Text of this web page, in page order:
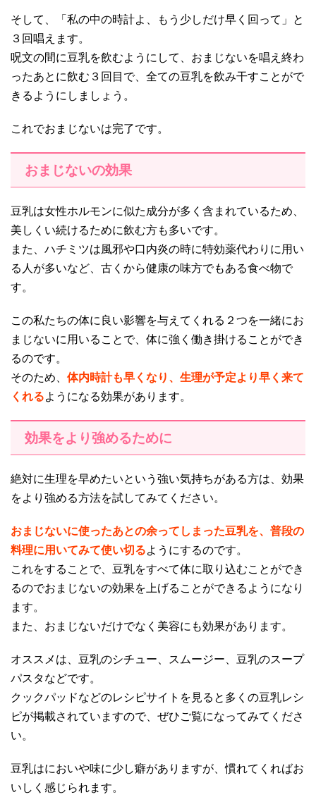
そして、「私の中の時計よ、もう少しだけ早く回って」と
３回唱えます。
呪文の間に豆乳を飲むようにして、おまじないを唱え終わ
ったあとに飲む３回目で、全ての豆乳を飲み干すことがで
きるようにしましょう。
これでおまじないは完了です。
おまじないの効果
豆乳は女性ホルモンに似た成分が多く含まれているため、
美しくい続けるために飲む方も多いです。
また、ハチミツは風邪や口内炎の時に特効薬代わりに用い
る人が多いなど、古くから健康の味方でもある食べ物で
す。
この私たちの体に良い影響を与えてくれる２つを一緒にお
まじないに用いることで、体に強く働き掛けることができ
るのです。
そのため、 体内時計も早くなり、生理が予定より早く来て
くれるようになる効果があります。
効果をより強めるために
絶対に生理を早めたいという強い気持ちがある方は、効果
をより強める方法を試してみてください。
おまじないに使ったあとの余ってしまった豆乳を、普段の
料理に用いてみて使い切るようにするのです。
これをすることで、豆乳をすべて体に取り込むことができ
るのでおまじないの効果を上げることができるようになり
ます。
また、おまじないだけでなく美容にも効果があります。
オススメは、豆乳のシチュー、スムージー、豆乳のスープ
パスタなどです。
クックパッドなどのレシピサイトを見ると多くの豆乳レシ
ピが掲載されていますので、ぜひご覧になってみてくださ
い。
豆乳はにおいや味に少し癖がありますが、慣れてくればお
いしく感じられます。